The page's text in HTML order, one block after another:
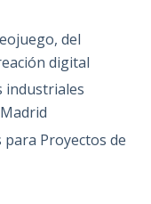
del
digital
industriales
para Proyectos de